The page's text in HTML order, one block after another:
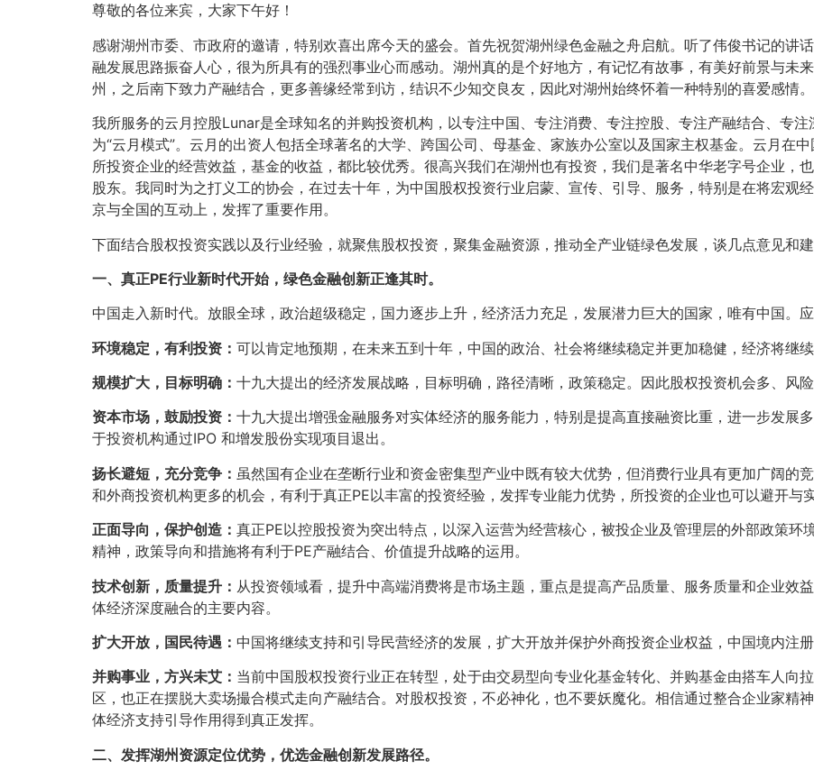
尊敬的各位来宾，大家下午好！
感谢湖州市委、市政府的邀请，特别欢喜出席今天的盛会。首先祝贺湖州绿色金融之舟启航。听了伟俊书记的讲
融发展思路振奋人心，很为所具有的强烈事业心而感动。湖州真的是个好地方，有记忆有故事，有美好前景与未
州，之后南下致力产融结合，更多善缘经常到访，结识不少知交良友，因此对湖州始终怀着一种特别的喜爱感情。
我所服务的云月控股Lunar是全球知名的并购投资机构，以专注中国、专注消费、专注控股、专注产融结合、专
为“云月模式”。云月的出资人包括全球著名的大学、跨国公司、母基金、家族办公室以及国家主权基金。云月在
所投资企业的经营效益，基金的收益，都比较优秀。很高兴我们在湖州也有投资，我们是著名中华老字号企业，
股东。我同时为之打义工的协会，在过去十年，为中国股权投资行业启蒙、宣传、引导、服务，特别是在将宏观
京与全国的互动上，发挥了重要作用。
下面结合股权投资实践以及行业经验，就聚焦股权投资，聚集金融资源，推动全产业链绿色发展，谈几点意见和建
一、真正PE行业新时代开始，绿色金融创新正逢其时。
中国走入新时代。放眼全球，政治超级稳定，国力逐步上升，经济活力充足，发展潜力巨大的国家，唯有中国。
环境稳定，有利投资： 可以肯定地预期，在未来五到十年，中国的政治、社会将继续稳定并更加稳健，经济将继
规模扩大，目标明确： 十九大提出的经济发展战略，目标明确，路径清晰，政策稳定。因此股权投资机会多、风
资本市场，鼓励投资： 十九大提出增强金融服务对实体经济的服务能力，特别是提高直接融资比重，进一步发展
于投资机构通过IPO 和增发股份实现项目退出。
扬长避短，充分竞争： 虽然国有企业在垄断行业和资金密集型产业中既有较大优势，但消费行业具有更加广阔的
和外商投资机构更多的机会，有利于真正PE以丰富的投资经验，发挥专业能力优势，所投资的企业也可以避开与
正面导向，保护创造： 真正PE以控股投资为突出特点，以深入运营为经营核心，被投企业及管理层的外部政策环
精神，政策导向和措施将有利于PE产融结合、价值提升战略的运用。
技术创新，质量提升： 从投资领域看，提升中高端消费将是市场主题，重点是提高产品质量、服务质量和企业效
体经济深度融合的主要内容。
扩大开放，国民待遇： 中国将继续支持和引导民营经济的发展，扩大开放并保护外商投资企业权益，中国境内注册
并购事业，方兴未艾： 当前中国股权投资行业正在转型，处于由交易型向专业化基金转化、并购基金由搭车人向
区，也正在摆脱大卖场撮合模式走向产融结合。对股权投资，不必神化，也不要妖魔化。相信通过整合企业家精
体经济支持引导作用得到真正发挥。
二、发挥湖州资源定位优势，优选金融创新发展路径。